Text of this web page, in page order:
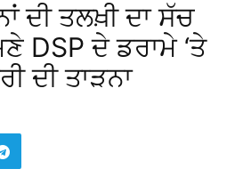
ਦੀ ਤਲਖ਼ੀ ਦਾ ਸੱਚ
ਦੇ ਡਰਾਮੇ ‘ਤੇ
ਦੀ ਤਾੜਨਾ